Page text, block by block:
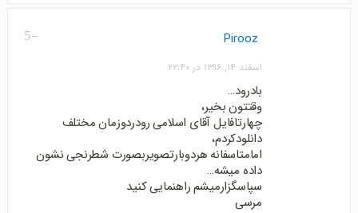
-5 Pirooz
اسفند ۱۴, ۱۳۹۶ در ۲۲:۴۰
بادرود…
وقتتون بخیر،
چهارتافایل آقای اسلامی رودردوزمان مختلف
دانلودکردم،
امامتاسفانه هردوبارتصویربصورت شطرنجی نشون
داده میشه…
سپاسگزارمیشم راهنمایی کنید
مرسی